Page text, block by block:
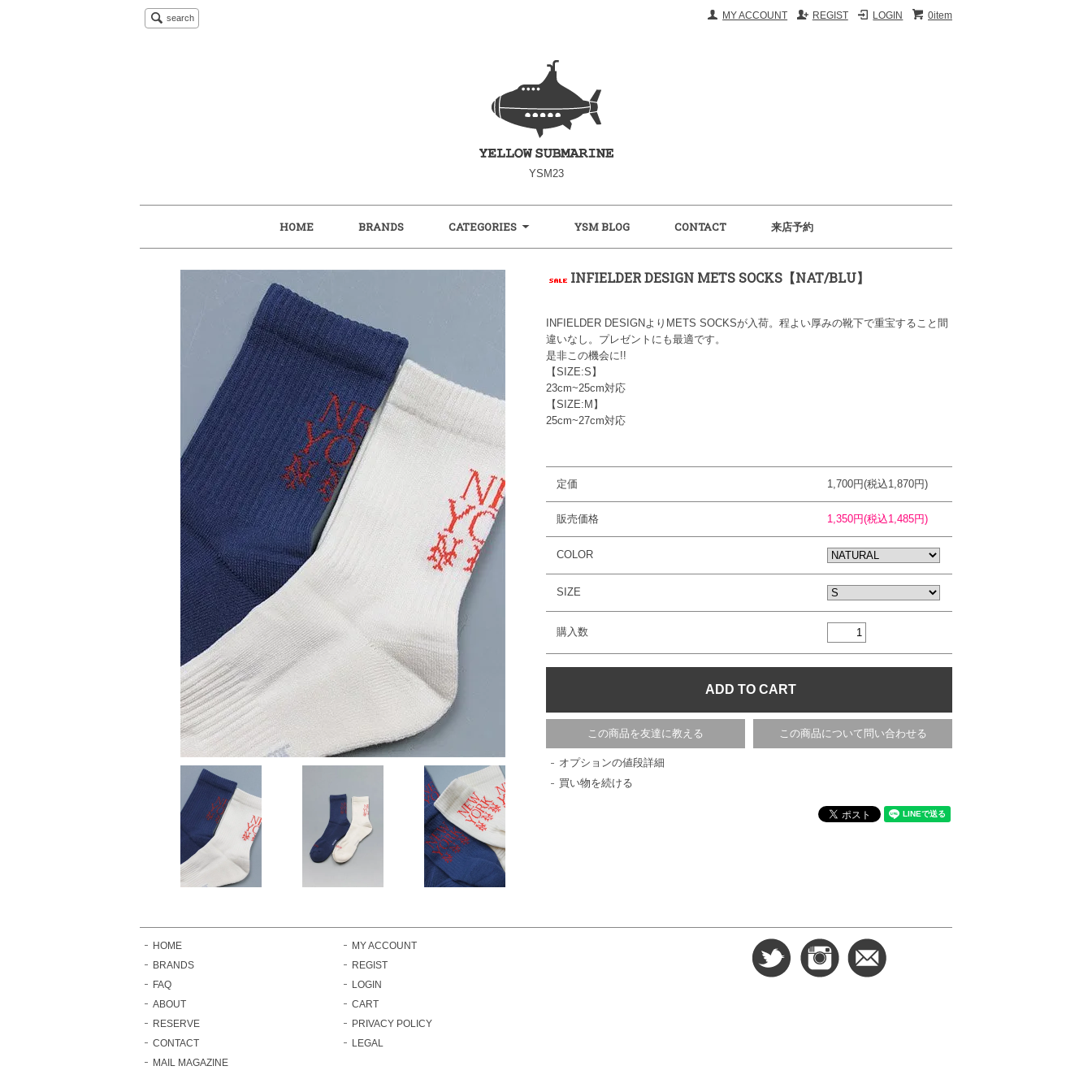
0item
LOGIN
REGIST
MY ACCOUNT
search
YSM23
HOME BRANDS CATEGORIES YSM BLOG CONTACT 来店予約
INFIELDER DESIGN METS SOCKS【NAT/BLU】
INFIELDER DESIGNよりMETS SOCKSが入荷。程よい厚みの靴下で重宝すること間
違いなし。プレゼントにも最適です。
是非この機会に!!
【SIZE:S】
23cm~25cm対応
【SIZE:M】
25cm~27cm対応
定価 1,700円(税込1,870円)
販売価格 1,350円(税込1,485円)
COLOR
SIZE
購入数
この商品を友達に教える この商品について問い合わせる
オプションの値段詳細
買い物を続ける
HOME
BRANDS
FAQ
ABOUT
RESERVE
CONTACT
MAIL MAGAZINE
MY ACCOUNT
REGIST
LOGIN
CART
PRIVACY POLICY
LEGAL